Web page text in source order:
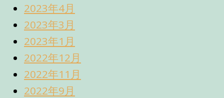
2023年4月
2023年3月
2023年1月
2022年12月
2022年11月
2022年9月